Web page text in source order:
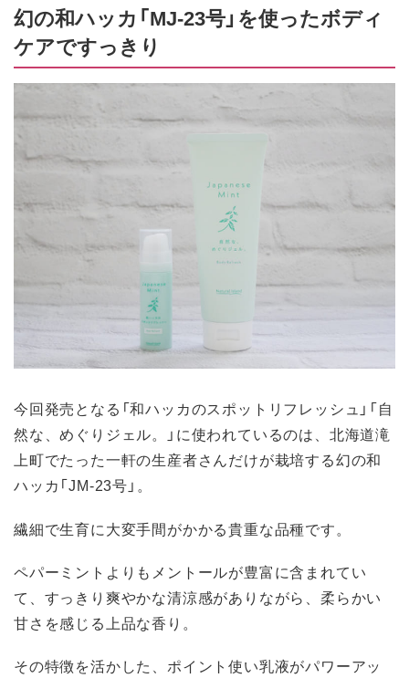
幻の和ハッカ「MJ-23号」を使ったボディ
ケアですっきり
今回発売となる「和ハッカのスポットリフレッシュ」「自
然な、めぐりジェル。」に使われているのは、北海道滝
上町でたった一軒の生産者さんだけが栽培する幻の和
ハッカ「JM-23号」。
繊細で生育に大変手間がかかる貴重な品種です。
ペパーミントよりもメントールが豊富に含まれてい
て、すっきり爽やかな清涼感がありながら、柔らかい
甘さを感じる上品な香り。
その特徴を活かした、ポイント使い乳液がパワーアッ